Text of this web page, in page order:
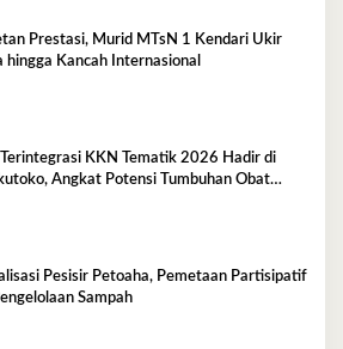
Prestasi, Murid MTsN 1 Kendari Ukir
hingga Kancah Internasional
KKN Tematik 2026 Hadir di
Angkat Potensi Tumbuhan Obat
Pesisir Petoaha, Pemetaan Partisipatif
Sampah